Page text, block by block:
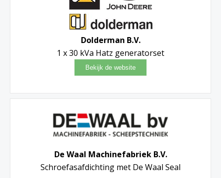
Dolderman B.V.
1 x 30 kVa Hatz generatorset
De Waal Machinefabriek B.V.
Schroefasafdichting met De Waal Seal